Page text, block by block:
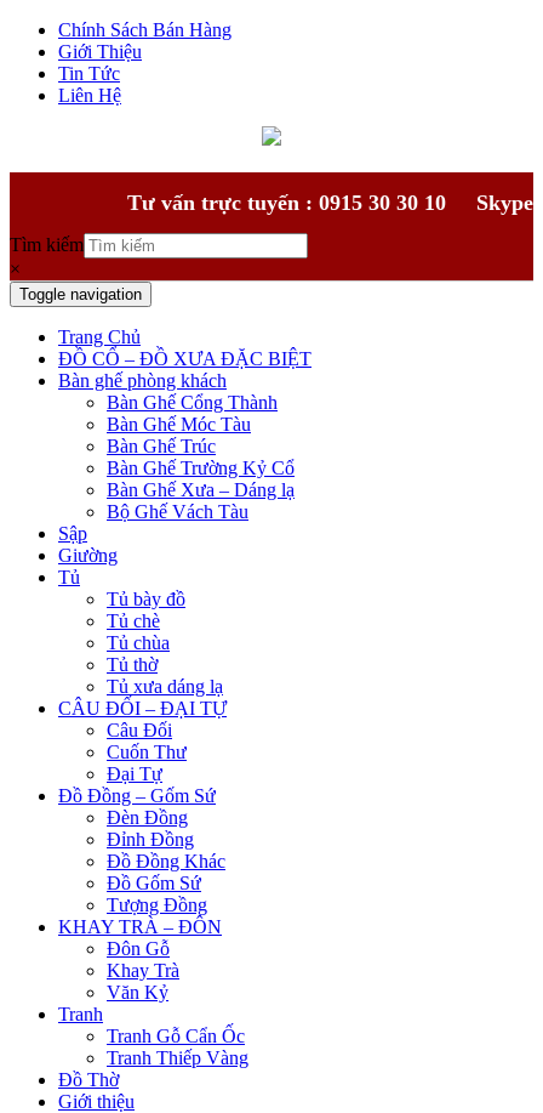
Chính Sách Bán Hàng
Giới Thiệu
Tin Tức
Liên Hệ
Tư vấn trực tuyến : 0915 30 30 10 Skype
Tìm kiếm
×
Toggle navigation
Trang Chủ
ĐỒ CỔ – ĐỒ XƯA ĐẶC BIỆT
Bàn ghế phòng khách
Bàn Ghế Cổng Thành
Bàn Ghế Móc Tàu
Bàn Ghế Trúc
Bàn Ghế Trường Kỷ Cổ
Bàn Ghế Xưa – Dáng lạ
Bộ Ghế Vách Tàu
Sập
Giường
Tủ
Tủ bày đồ
Tủ chè
Tủ chùa
Tủ thờ
Tủ xưa dáng lạ
CÂU ĐỐI – ĐẠI TỰ
Câu Đối
Cuốn Thư
Đại Tự
Đồ Đồng – Gốm Sứ
Đèn Đồng
Đỉnh Đồng
Đồ Đồng Khác
Đồ Gốm Sứ
Tượng Đồng
KHAY TRÀ – ĐÔN
Đôn Gỗ
Khay Trà
Văn Kỷ
Tranh
Tranh Gỗ Cẩn Ốc
Tranh Thiếp Vàng
Đồ Thờ
Giới thiệu